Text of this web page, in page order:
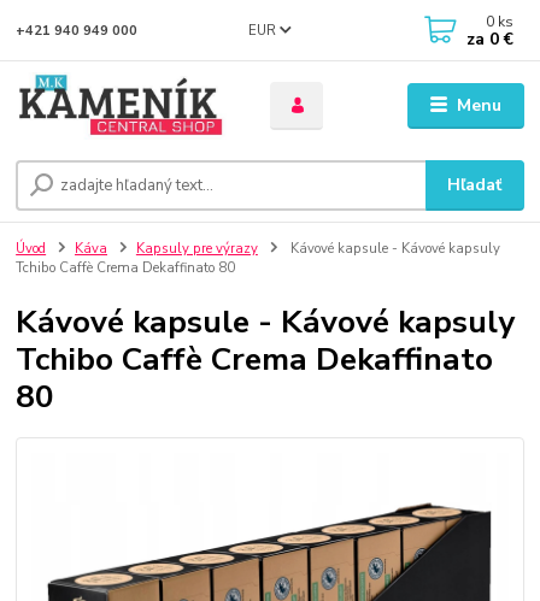
Menu
EUR
Hľadať
+421 940 949 000 0 ks
za 0 €
Úvod Káva Kapsuly pre výrazy
Kávové kapsule - Kávové kapsuly
Tchibo Caffè Crema Dekaffinato 80
Kávové kapsule - Kávové kapsuly
Tchibo Caffè Crema Dekaffinato
80